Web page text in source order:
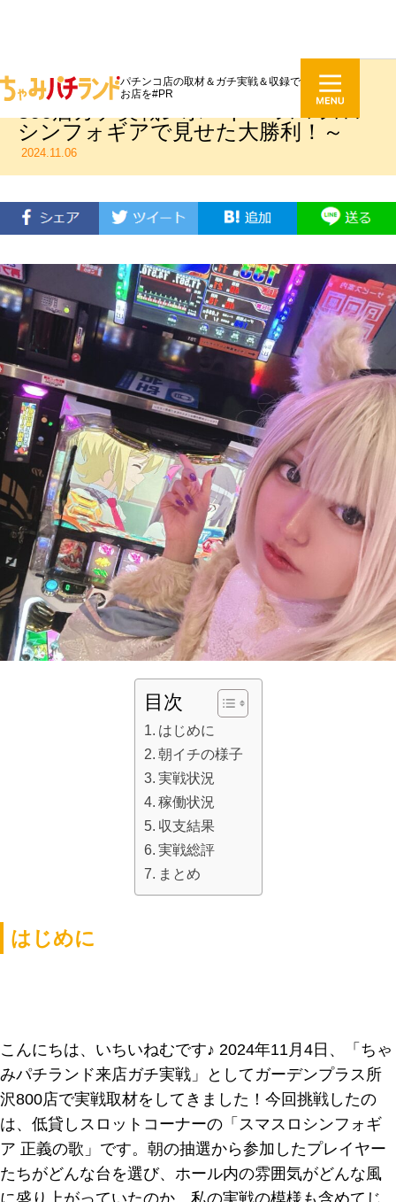
パチンコ店の取材＆ガチ実戦＆収録で
お店を#PR
いちいねむのガーデンプラス所沢
800店ガチ実戦レポート ～スマスロ
シンフォギアで見せた大勝利！～
2024.11.06
目次
はじめに
朝イチの様子
実戦状況
稼働状況
収支結果
実戦総評
まとめ
はじめに
こんにちは、いちいねむです♪ 2024年11月4日、「ちゃ
みパチランド来店ガチ実戦」としてガーデンプラス所
沢800店で実戦取材をしてきました！今回挑戦したの
は、低貸しスロットコーナーの「スマスロシンフォギ
ア 正義の歌」です。朝の抽選から参加したプレイヤー
たちがどんな台を選び、ホール内の雰囲気がどんな風
に盛り上がっていたのか、私の実戦の模様も含めてじ